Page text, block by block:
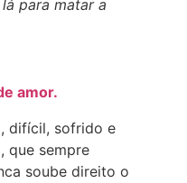
para matar a
amor.
difícil, sofrido e
que sempre
soube direito o